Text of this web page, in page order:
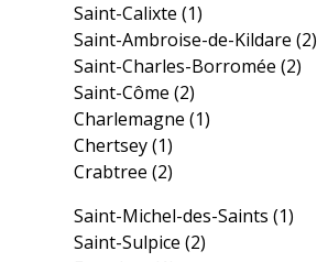
Saint-Calixte(1)
Saint-Ambroise-de-Kildare(2)
Saint-Charles-Borromée(2)
Saint-Côme(2)
Charlemagne(1)
Chertsey(1)
Crabtree(2)
Saint-Michel-des-Saints(1)
Saint-Sulpice(2)